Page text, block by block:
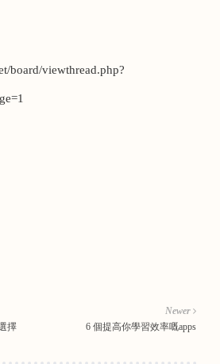
board/viewthread.php?
Newer
6 個提高你學習效率嘅apps
擇